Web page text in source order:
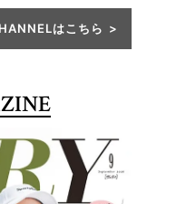
はこちら